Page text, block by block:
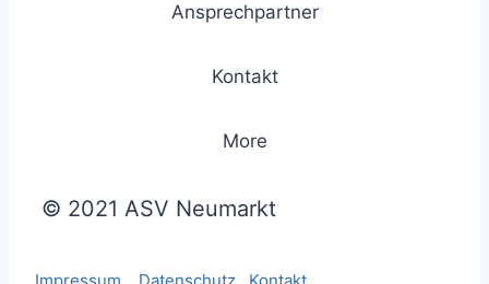
Ansprechpartner
Kontakt
More
© 2021 ASV Neumarkt